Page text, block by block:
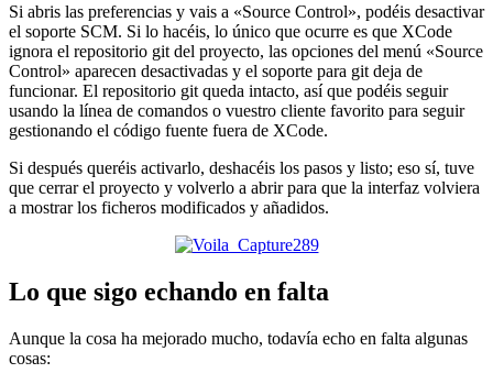
Si abris las preferencias y vais a «Source Control», podéis desactivar
el soporte SCM. Si lo hacéis, lo único que ocurre es que XCode
ignora el repositorio git del proyecto, las opciones del menú «Source
Control» aparecen desactivadas y el soporte para git deja de
funcionar. El repositorio git queda intacto, así que podéis seguir
usando la línea de comandos o vuestro cliente favorito para seguir
gestionando el código fuente fuera de XCode.
Si después queréis activarlo, deshacéis los pasos y listo; eso sí, tuve
que cerrar el proyecto y volverlo a abrir para que la interfaz volviera
a mostrar los ficheros modificados y añadidos.
Lo que sigo echando en falta
Aunque la cosa ha mejorado mucho, todavía echo en falta algunas
cosas: